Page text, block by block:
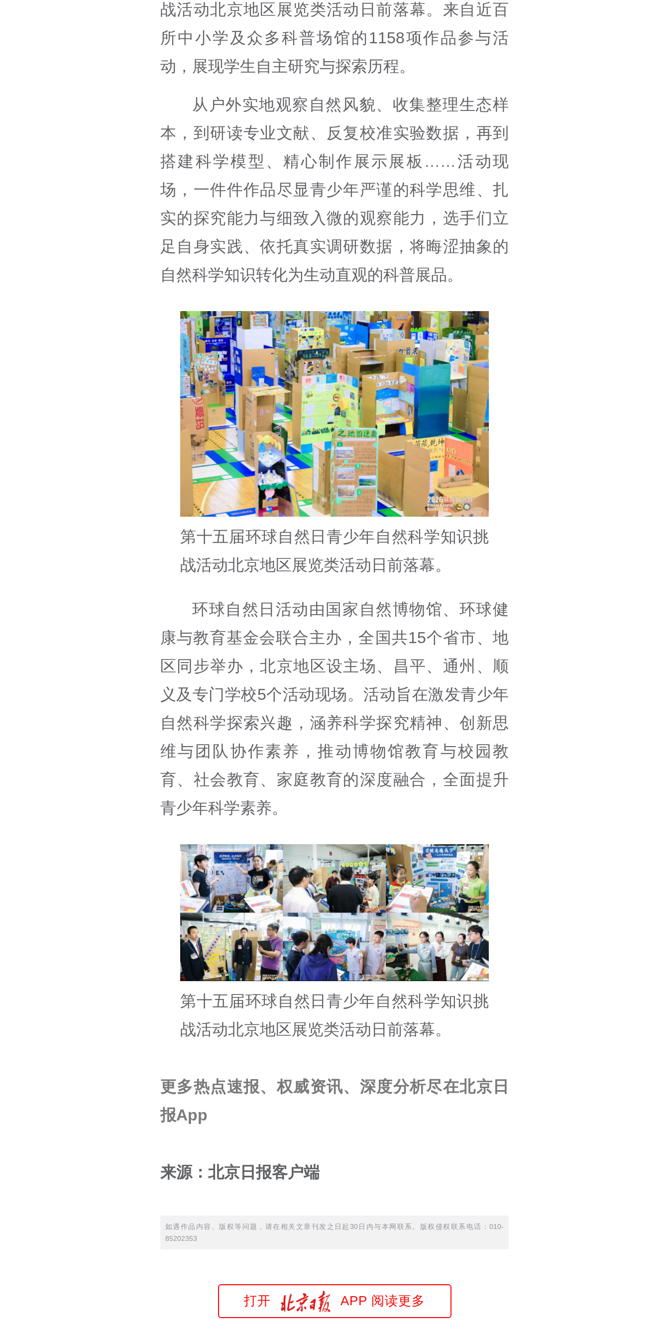
战活动北京地区展览类活动日前落幕。来自近百
所中小学及众多科普场馆的1158项作品参与活
动，展现学生自主研究与探索历程。
从户外实地观察自然风貌、收集整理生态样
本，到研读专业文献、反复校准实验数据，再到
搭建科学模型、精心制作展示展板 …… 活动现
场，一件件作品尽显青少年严谨的科学思维、扎
实的探究能力与细致入微的观察能力，选手们立
足自身实践、依托真实调研数据，将晦涩抽象的
自然科学知识转化为生动直观的科普展品。
第十五届环球自然日青少年自然科学知识挑
战活动北京地区展览类活动日前落幕。
环球自然日活动由国家自然博物馆、环球健
康与教育基金会联合主办，全国共15个省市、地
区同步举办，北京地区设主场、昌平、通州、顺
义及专门学校5个活动现场。活动旨在激发青少年
自然科学探索兴趣，涵养科学探究精神、创新思
维与团队协作素养，推动博物馆教育与校园教
育、社会教育、家庭教育的深度融合，全面提升
青少年科学素养。
第十五届环球自然日青少年自然科学知识挑
战活动北京地区展览类活动日前落幕。
更多热点速报、权威资讯、深度分析尽在北京日
报App
来源：北京日报客户端
如遇作品内容、版权等问题，请在相关文章刊发之日起30日内与本网联系。版权侵权联系电话：010-
85202353
打开 APP 阅读更多